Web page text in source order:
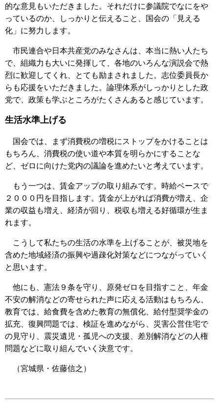
的な意見もいただきました。それだけに参議院でなにをや
っているのか、しっかりと伝えること、国会の「見える
化」に努力します。
市民連合や日本共産党のみなさんは、本当に熱い人たち
で、組織力も大いに発揮して、各地のいろんな演説会で熱
烈に歓迎してくれ、とても励まされました。志位委員長か
らも応援をいただきました。論理体系がしっかりとした政
党で、政策も学ぶところがたくさんあると感じています。
生活水準上げる
国会では、まず消費税の増税にストップをかけることは
もちろん、消費税の使い道や本質を明らかにすることな
ど、ゼロに向けた党内の議論を進めたいと考えています。
もう一つは、賃金アップの取り組みです。時給ベースで
２０００円を目指します。賃金が上がれば消費が増え、企
業の収益も増え、経済が回り、税収も増える好循環が生ま
れます。
こうして私たちの生活の水準を上げることが、被災地を
含めた地域経済の振興や過疎化対策などにつながっていく
と思います。
他にも、憲法９条を守り、原発ゼロを目指すこと、年金
不安の解消などの寄せられた声に応える活動はもちろん、
教育では、給食費を含めた教育の無償化、給付型奨学金の
拡充、復興問題では、検証を進めながら、災害公営住宅で
の見守り、震災遺児・孤児への支援、差別解消などの人権
問題などに取り組んでいく決意です。
（宮城県・佐藤信之）